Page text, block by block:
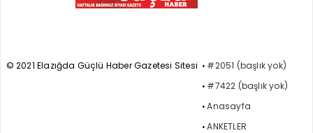
© 2021 Elazığda Güçlü Haber Gazetesi Sitesi
#2051 (başlık yok)
#7422 (başlık yok)
Anasayfa
ANKETLER